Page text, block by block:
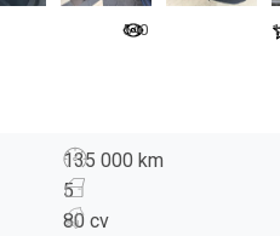
540 1
135 000 km
5
80 cv